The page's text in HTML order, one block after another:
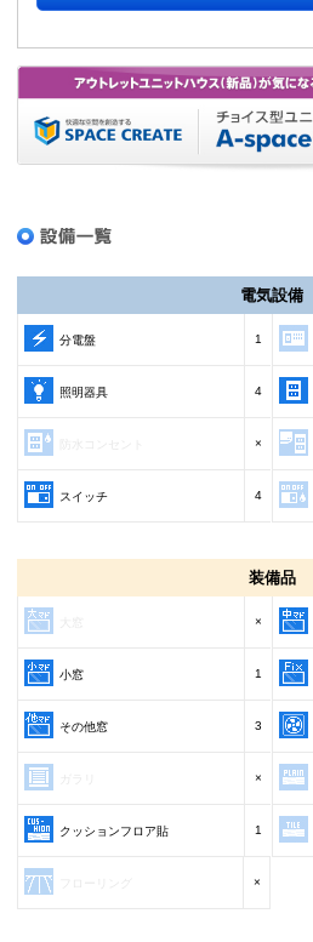
電気設備
分電盤 1
照明器具 4
×
スイッチ 4
装備品
×
小窓 1
その他窓 3
×
クッションフロア貼 1
×